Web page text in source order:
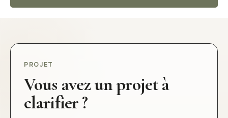
PROJET
Vous avez un projet à
clarifier ?